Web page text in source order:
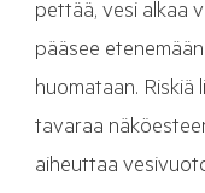
pettää, vesi alkaa
pääsee
huomataan. Riskiä
tavaraa
aiheuttaa